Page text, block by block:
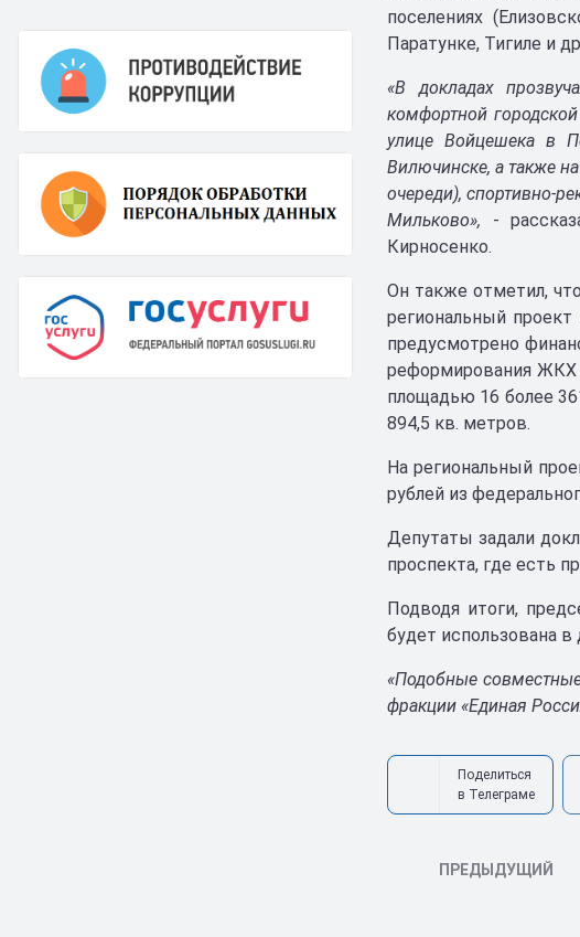
поселениях
Паратунке, Тигиле и
«В докладах
комфортной
улице Войцешека в
Вилючинске, а также
очереди), спортивно-
Мильково», -
Кирносенко.
Он также отметил,
региональный
предусмотрено
реформирования ЖКХ
площадью 16 более
894,5 кв. метров.
На региональный
рублей из
Депутаты задали
проспекта, где есть
Подводя итоги,
будет использована в
«Подобные
фракции «Единая
Поделиться
в Телеграме
ПРЕДЫДУЩИЙ